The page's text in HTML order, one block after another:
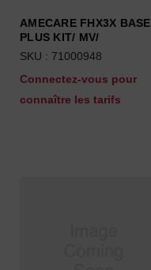
AMECARE FHX3X BASE
PLUS KIT/ MV/
SKU : 71000948
Connectez-vous pour
connaître les tarifs